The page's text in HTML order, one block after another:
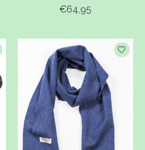
€64,95